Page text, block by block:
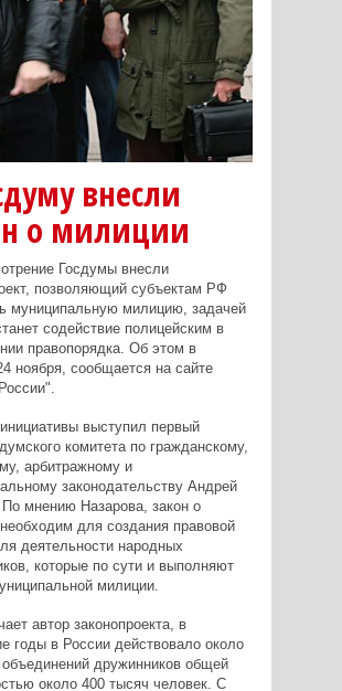
внесли
о милиции
Госдумы внесли
позволяющий субъектам РФ
муниципальную милицию, задачей
содействие полицейским в
правопорядка. Об этом в
ноября, сообщается на сайте
выступил первый
комитета по гражданскому,
арбитражному и
законодательству Андрей
По мнению Назарова, закон о
для создания правовой
деятельности народных
которые по сути и выполняют
милиции.
автор законопроекта, в
годы в России действовало около
дружинников общей
около 400 тысяч человек. С